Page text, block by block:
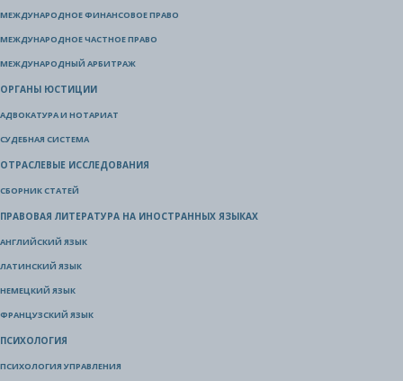
МЕЖДУНАРОДНОЕ ФИНАНСОВОЕ ПРАВО
МЕЖДУНАРОДНОЕ ЧАСТНОЕ ПРАВО
МЕЖДУНАРОДНЫЙ АРБИТРАЖ
ОРГАНЫ ЮСТИЦИИ
АДВОКАТУРА И НОТАРИАТ
СУДЕБНАЯ СИСТЕМА
ОТРАСЛЕВЫЕ ИССЛЕДОВАНИЯ
СБОРНИК СТАТЕЙ
ПРАВОВАЯ ЛИТЕРАТУРА НА ИНОСТРАННЫХ ЯЗЫКАХ
АНГЛИЙСКИЙ ЯЗЫК
ЛАТИНСКИЙ ЯЗЫК
НЕМЕЦКИЙ ЯЗЫК
ФРАНЦУЗСКИЙ ЯЗЫК
ПСИХОЛОГИЯ
ПСИХОЛОГИЯ УПРАВЛЕНИЯ